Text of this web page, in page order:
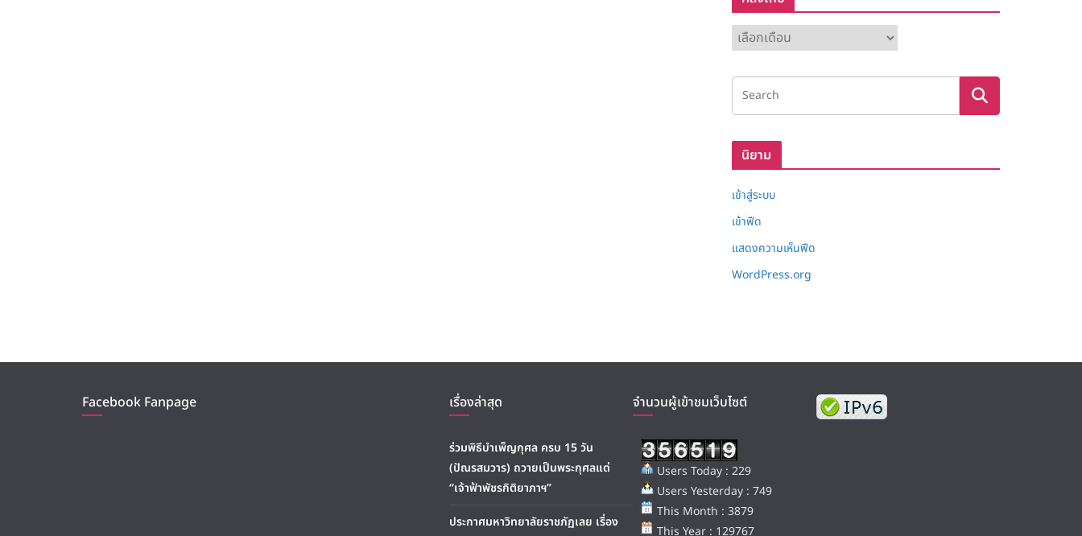
ลั
ง
ก็
นิยาม
เข้าสู่ระบบ
เข้าฟีด
แสดงความเห็นฟีด
WordPress.org
Facebook Fanpage เรื่องล่าสุด
ร่วมพิธีบำเพ็ญกุศล ครบ 15 วัน
(ปัณรสมวาร) ถวายเป็นพระกุศลแด่
“เจ้าฟ้าพัชรกิติยาภาฯ”
ประกาศมหาวิทยาลัยราชภัฏเลย เรื่อง
จำนวนผู้เข้าชมเว็บไซต์
Users Today : 229
Users Yesterday : 749
This Month : 3879
This Year : 129767